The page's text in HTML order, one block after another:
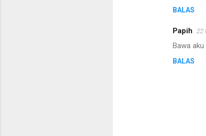
BALAS
Papih 22
Bawa
BALAS